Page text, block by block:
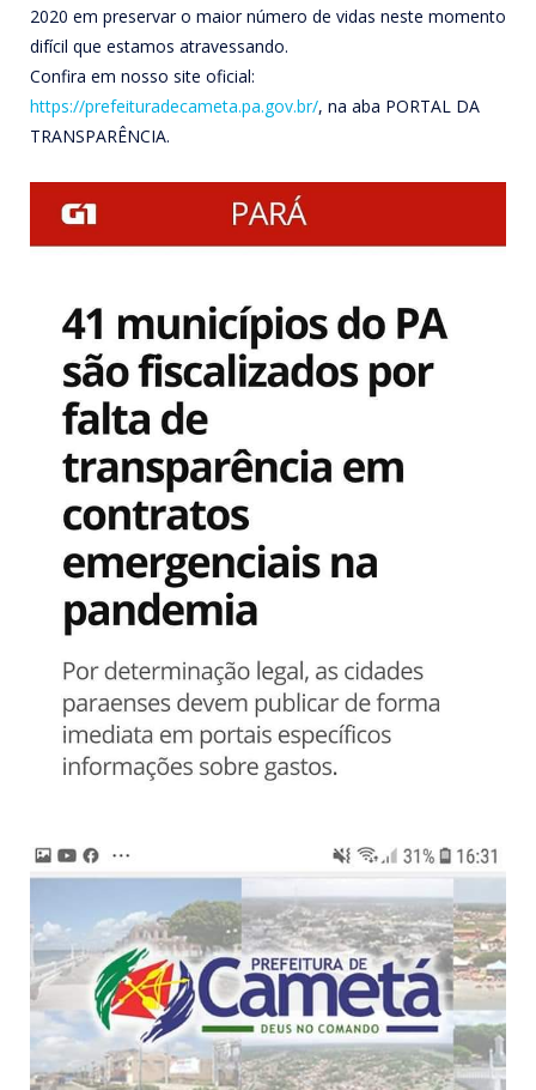
2020 em preservar o maior número de vidas neste momento
difícil que estamos atravessando.
Confira em nosso site oficial:
https://prefeituradecameta.pa.gov.br/, na aba PORTAL DA
TRANSPARÊNCIA.